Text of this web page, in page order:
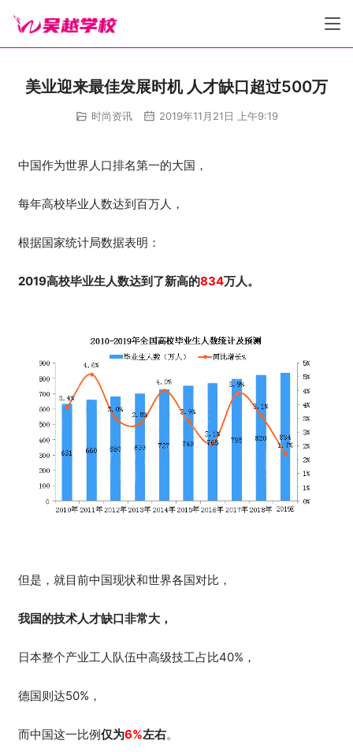
美业迎来最佳发展时机 人才缺口超过500万
时尚资讯 2019年11月21日 上午9:19
中国作为世界人口排名第一的大国，
每年高校毕业人数达到百万人，
根据国家统计局数据表明：
2019高校毕业生人数达到了新高的834万人。
但是，就目前中国现状和世界各国对比，
我国的技术人才缺口非常大，
日本整个产业工人队伍中高级技工占比40%，
德国则达50%，
而中国这一比例仅为6%左右。